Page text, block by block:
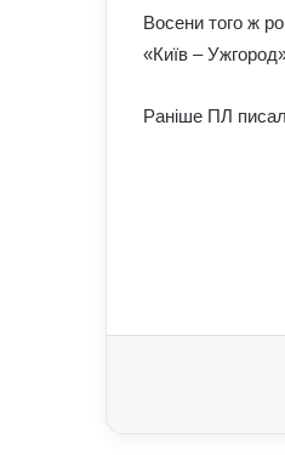
Восени того ж
«Київ –
Раніше ПЛ